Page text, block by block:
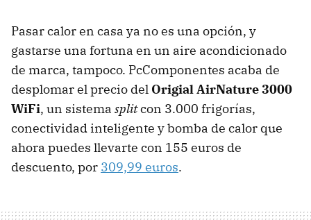
Pasar calor en casa ya no es una opción, y
gastarse una fortuna en un aire acondicionado
de marca, tampoco. PcComponentes acaba de
desplomar el precio del Origial AirNature 3000
WiFi, un sistema splitcon 3.000 frigorías,
conectividad inteligente y bomba de calor que
ahora puedes llevarte con 155 euros de
descuento, por 309,99 euros.